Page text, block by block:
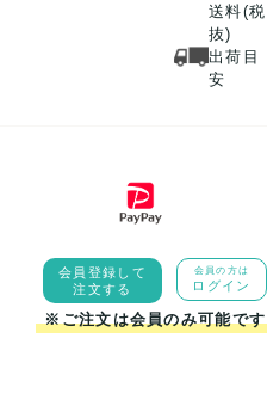
送料(税
抜)
出荷目
安
会員登録して
注文する
会員の方は
ログイン
※ご注文は会員のみ可能です